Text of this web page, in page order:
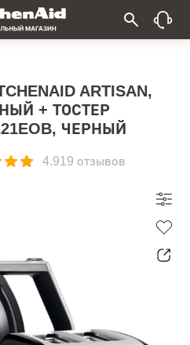
ARTISAN,
+ ТОСТЕР
ЧЕРНЫЙ
4.919 отзывов